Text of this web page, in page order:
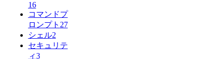
16
コマンドプ
ロンプト 27
シェル2
セキュリテ
ィ3